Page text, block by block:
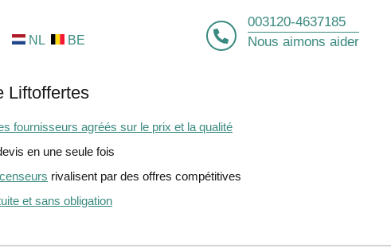
NL BE
003120-4637185
Nous aimons aider
Liftoffertes
fournisseurs agréés sur le prix et la qualité
en une seule fois
rivalisent par des offres compétitives
et sans obligation